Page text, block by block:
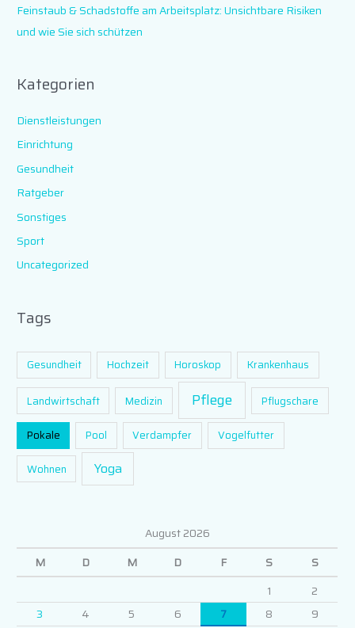
Feinstaub & Schadstoffe am Arbeitsplatz: Unsichtbare Risiken
und wie Sie sich schützen
Kategorien
Dienstleistungen
Einrichtung
Gesundheit
Ratgeber
Sonstiges
Sport
Uncategorized
Tags
Gesundheit Hochzeit Horoskop Krankenhaus
Landwirtschaft Medizin Pflege Pflugschare
Pokale Pool Verdampfer Vogelfutter
Wohnen Yoga
August 2026
M
D M D F S
S
1
2
3
4 5 6 7 8
9